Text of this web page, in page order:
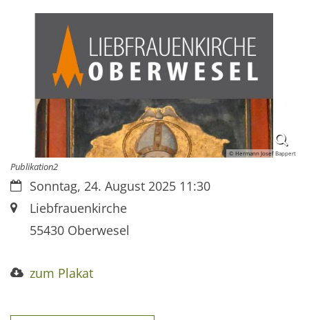
© Hermann Josef Bappert
Publikation2
Datum:Sonntag, 24. August 2025 11:30
Ort:Liebfrauenkirche
55430 Oberwesel
zum Plakat